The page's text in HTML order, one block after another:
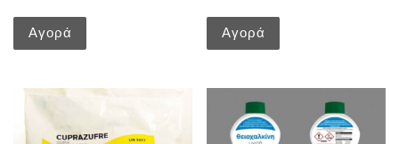
Αγορά Αγορά